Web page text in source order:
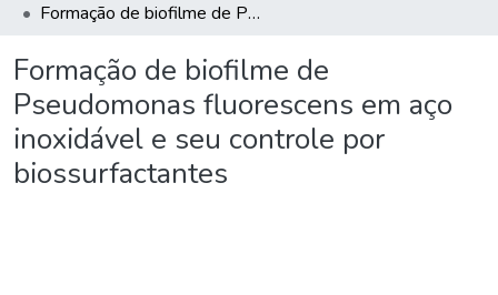
Formação de biofilme de Pseudomonas fluorescens em aço inoxidável e seu controle por biossurfactantes
Formação de biofilme de
Pseudomonas fluorescens em aço
inoxidável e seu controle por
biossurfactantes